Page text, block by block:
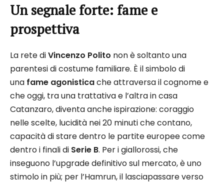
Un segnale forte: fame e
prospettiva
La rete diVincenzo Polito non è soltanto una
parentesi di costume familiare. È il simbolo di
una fame agonisticache attraversa il cognome e
che oggi, tra una trattativa e l’altra in casa
Catanzaro, diventa anche ispirazione: coraggio
nelle scelte, lucidità nei 20 minuti che contano,
capacità di stare dentro le partite europee come
dentro i finali di Serie B. Per i giallorossi, che
inseguono l’upgrade definitivo sul mercato, è uno
stimolo in più; per l’Hamrun, il lasciapassare verso